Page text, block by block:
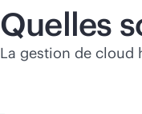
Quelles
La gestion de cloud